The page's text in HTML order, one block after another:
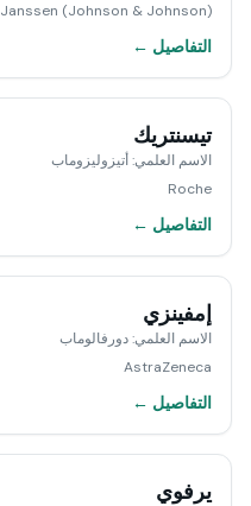
Janssen (Johnson & Johnson)
التفاصيل ←
تيسنتريك
الاسم العلمي:أتيزوليزوماب
Roche
التفاصيل ←
إمفينزي
الاسم العلمي:دورفالوماب
AstraZeneca
التفاصيل ←
يرفوي